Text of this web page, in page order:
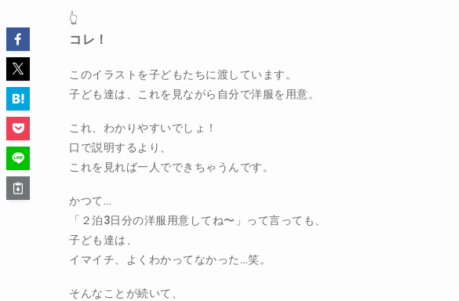
👆
コレ！
このイラストを子どもたちに渡しています。
子ども達は、これを見ながら自分で洋服を用意。
これ、わかりやすいでしょ！
口で説明するより、
これを見れば一人でできちゃうんです。
かつて…
「２泊3日分の洋服用意してね〜」って言っても、
子ども達は、
イマイチ、よくわかってなかった…笑。
そんなことが続いて、